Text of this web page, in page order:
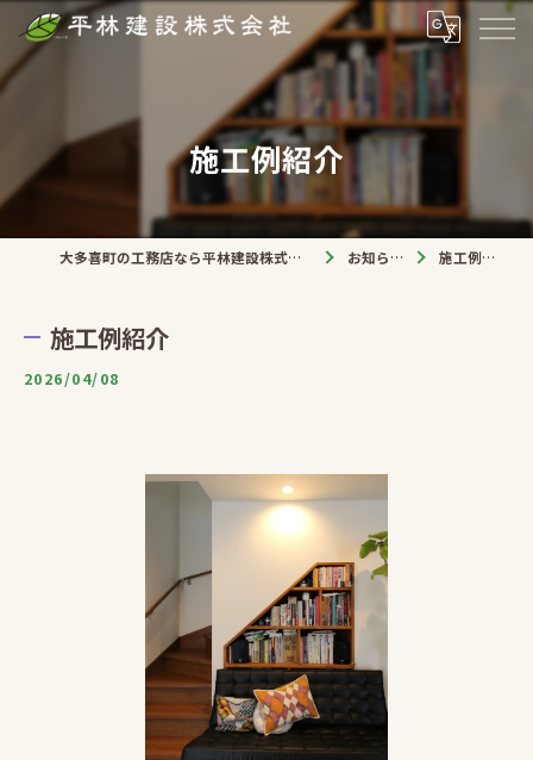
施工例紹介
大多喜町の工務店なら平林建設株式会社 お知らせ 施工例紹介
施工例紹介
2026/04/08